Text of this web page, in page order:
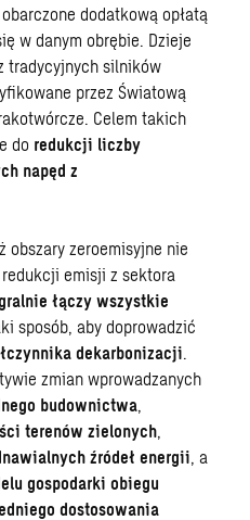
dodatkową opłatą
w danym obrębie. Dzieje
tradycyjnych silników
przez Światową
Celem takich
do redukcji liczby
napęd z
obszary zeroemisyjne nie
emisji z sektora
łączy wszystkie
sposób, aby doprowadzić
dekarbonizacji.
zmian wprowadzanych
budownictwa,
terenów zielonych,
źródeł energii, a
gospodarki obiegu
dostosowania